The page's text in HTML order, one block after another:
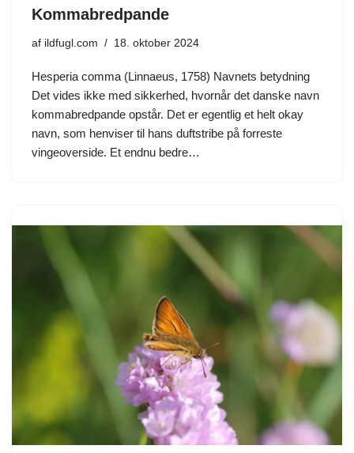
Kommabredpande
af ildfugl.com 18. oktober 2024
Hesperia comma (Linnaeus, 1758) Navnets betydning
Det vides ikke med sikkerhed, hvornår det danske navn
kommabredpande opstår. Det er egentlig et helt okay
navn, som henviser til hans duftstribe på forreste
vingeoverside. Et endnu bedre…